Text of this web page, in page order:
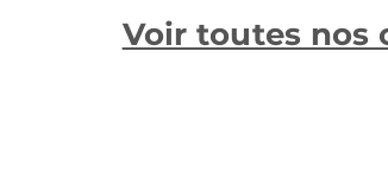
Voir toutes nos